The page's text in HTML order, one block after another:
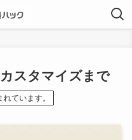
スタマイズまで
ています。